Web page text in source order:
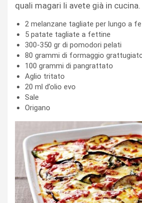
quali magari li avete già in
2 melanzane tagliate per lungo a
5 patate tagliate a fettine
300-350 gr di pomodori pelati
80 grammi di formaggio
100 grammi di pangrattato
Aglio tritato
20 ml d’olio evo
Sale
Origano